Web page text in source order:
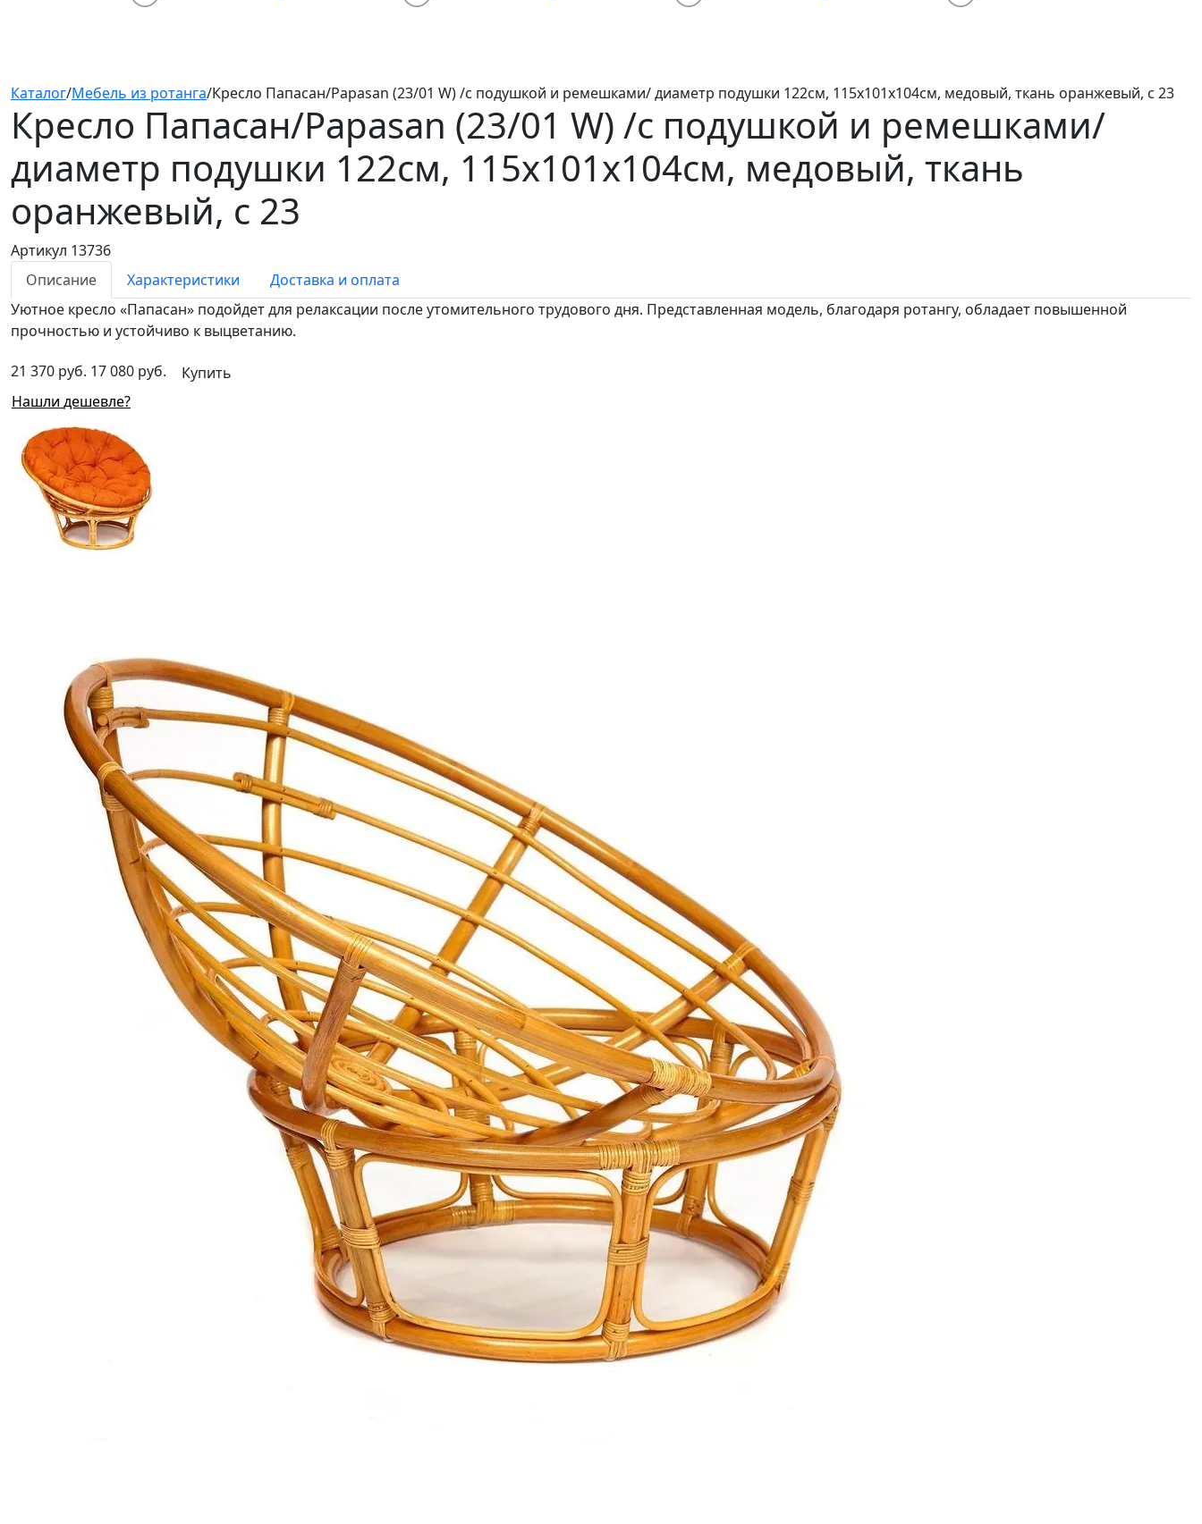
Каталог/Мебель из ротанга/Кресло Папасан/Papasan (23/01 W) /с подушкой и ремешками/ диаметр подушки 122см, 115х101х104см, медовый, ткань оранжевый, с 23
Кресло Папасан/Papasan (23/01 W) /с подушкой и ремешками/
диаметр подушки 122см, 115х101х104см, медовый, ткань
оранжевый, с 23
Артикул 13736
Описание
Характеристики
Доставка и оплата
Уютное кресло «Папасан» подойдет для релаксации после утомительного трудового дня. Представленная модель, благодаря ротангу, обладает повышенной
прочностью и устойчиво к выцветанию.
21 370 руб. 17 080 руб.
Купить
Нашли дешевле?